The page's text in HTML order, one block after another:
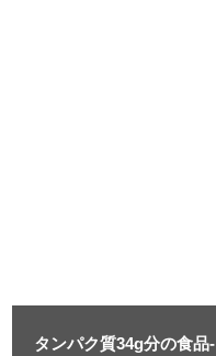
タンパク質34g分の食